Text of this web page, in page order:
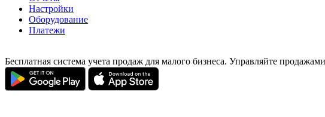
Настройки
Оборудование
Платежи
Бесплатная система учета продаж для малого бизнеса. Управляйте